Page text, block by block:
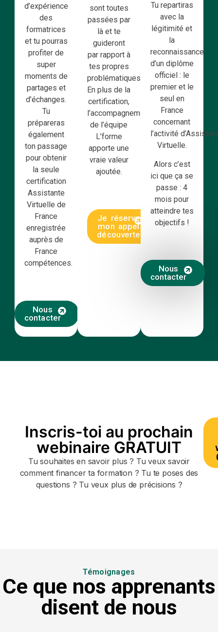
d’expérience
des
formatrices
et tu pourras
profiter de
super
moments de
partages et
d’échanges.
Tu
prépareras
également
ton passage
pour obtenir
la seule
certification
Assistante
Virtuelle de
France
enregistrée
auprès de
France
compétences.
Nous
contacter
sont toutes
passées par
là et te
guideront
par rapport à
tes propres
problématiques.
En plus de la
certification,
l’accompagnement
de l’équipe
L’forme
apporte une
vraie valeur
ajoutée.
Je réserve
mon appel
découverte
Tu repartiras
avec la
légitimité et
la
reconnaissance
d’un diplôme
officiel : le
premier et le
seul en
France
concernant
l’activité
Virtuelle.
Alors c’est
ici que ça se
passe : 4
mois pour
atteindre tes
objectifs !
Nous
contacter
Inscris-toi au prochain
webinaire GRATUIT
Tu souhaites en savoir plus ? Tu veux savoir
comment financer ta formation ? Tu te poses des
questions ? Tu veux plus de précisions ?
Témoignages
Ce que nos apprenants
disent de nous